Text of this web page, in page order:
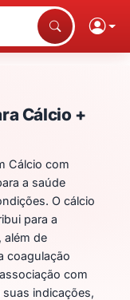
para
Cálcio +
Cálcio com
a saúde
O cálcio
para a
além de
coagulação
com
indicações,